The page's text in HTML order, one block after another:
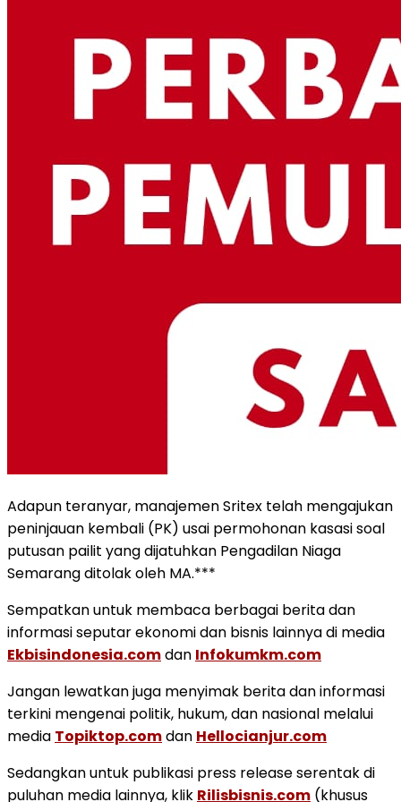
Adapun teranyar, manajemen Sritex telah mengajukan
peninjauan kembali (PK) usai permohonan kasasi soal
putusan pailit yang dijatuhkan Pengadilan Niaga
Semarang ditolak oleh MA.***
Sempatkan untuk membaca berbagai berita dan
informasi seputar ekonomi dan bisnis lainnya di media
Ekbisindonesia.comdan Infokumkm.com
Jangan lewatkan juga menyimak berita dan informasi
terkini mengenai politik, hukum, dan nasional melalui
media Topiktop.comdan Hellocianjur.com
Sedangkan untuk publikasi press release serentak di
puluhan media lainnya, klik Rilisbisnis.com (khusus